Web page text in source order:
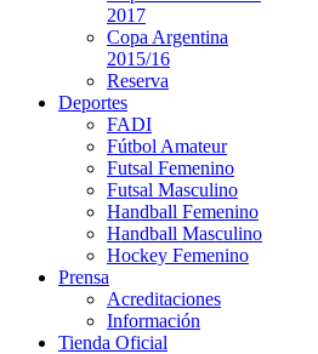
2017
Copa Argentina
2015/16
Reserva
Deportes
FADI
Fútbol Amateur
Futsal Femenino
Futsal Masculino
Handball Femenino
Handball Masculino
Hockey Femenino
Prensa
Acreditaciones
Información
Tienda Oficial